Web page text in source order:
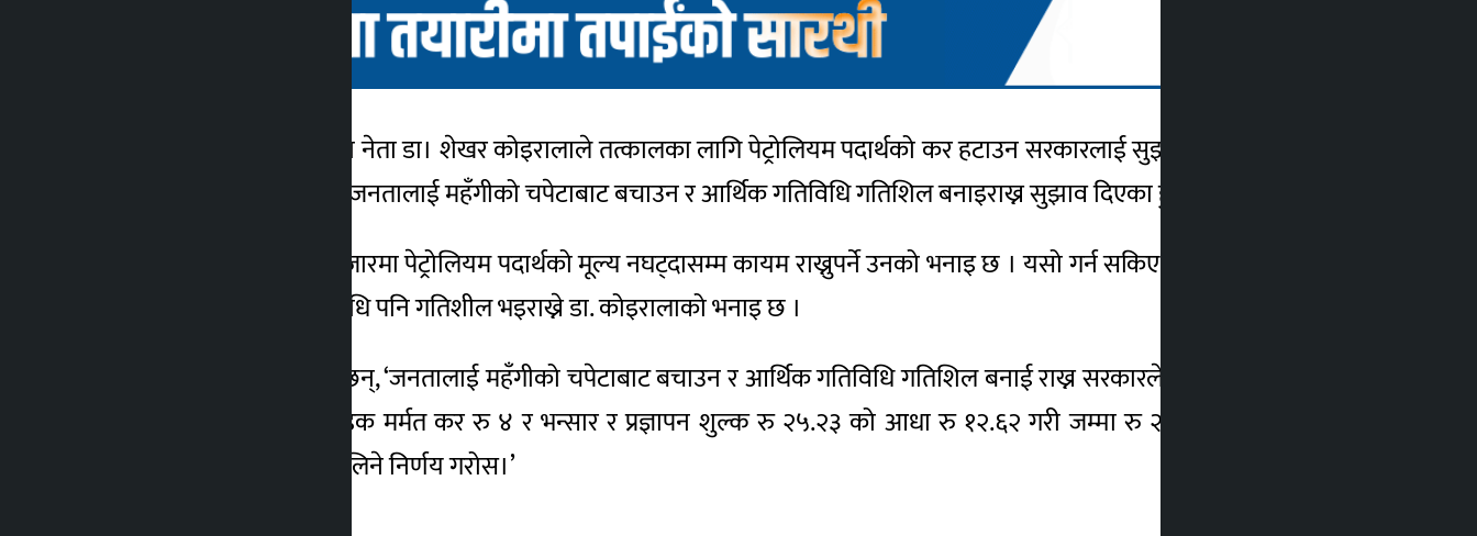
काठमाडौं । नेपाली कांग्रेसका नेता डा। शेखर कोइरालाले तत्कालका लागि पेट्रोलियम पदार्थको कर हटाउन सरकारलाई सुझाव दिएका छन् । सामाजिक
सन्जालमा लेख्दै कोइरालाले जनतालाई महँगीको चपेटाबाट बचाउन र आर्थिक गतिविधि गतिशिल बनाइराख्न सुझाव दिएका हुन् ।
यस्तो व्यवस्था अन्तर्राष्ट्रिय बजारमा पेट्रोलियम पदार्थको मूल्य नघट्दासम्म​ कायम राख्नुपर्ने उनको भनाइ छ । यसो गर्न सकिए जनताले महँगीको चपेटाबाट
राहत पाउने र आर्थिक गतिविधि पनि गतिशील भइराख्ने डा. कोइरालाको भनाइ छ ।
कोइरालाले ट्वीट गर्दै भनेका छन्, ‘जनतालाई महँगीको चपेटाबाट बचाउन र आर्थिक गतिविधि गतिशिल बनाई राख्न सरकारले पेट्रोलियम पदार्थको मुल्यमा
लाग्ने पूर्वाधार कर रु १०, सडक मर्मत कर रु ४ र भन्सार र प्रज्ञापन शुल्क रु २५.२३ को आधा रु १२.६२ गरी जम्मा रु २६.६२ प्रति लिटर अन्तर्राष्ट्रिय
बजारमा मूल्य नघट्दासम्म नलिने निर्णय गरोस।’